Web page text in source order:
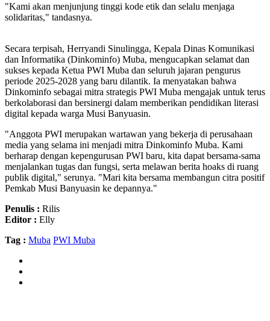
"Kami akan menjunjung tinggi kode etik dan selalu menjaga
solidaritas," tandasnya.
Secara terpisah, Herryandi Sinulingga, Kepala Dinas Komunikasi
dan Informatika (Dinkominfo) Muba, mengucapkan selamat dan
sukses kepada Ketua PWI Muba dan seluruh jajaran pengurus
periode 2025-2028 yang baru dilantik. Ia menyatakan bahwa
Dinkominfo sebagai mitra strategis PWI Muba mengajak untuk terus
berkolaborasi dan bersinergi dalam memberikan pendidikan literasi
digital kepada warga Musi Banyuasin.
"Anggota PWI merupakan wartawan yang bekerja di perusahaan
media yang selama ini menjadi mitra Dinkominfo Muba. Kami
berharap dengan kepengurusan PWI baru, kita dapat bersama-sama
menjalankan tugas dan fungsi, serta melawan berita hoaks di ruang
publik digital," serunya. "Mari kita bersama membangun citra positif
Pemkab Musi Banyuasin ke depannya."
Penulis : Rilis
Editor : Elly
Tag : Muba PWI Muba